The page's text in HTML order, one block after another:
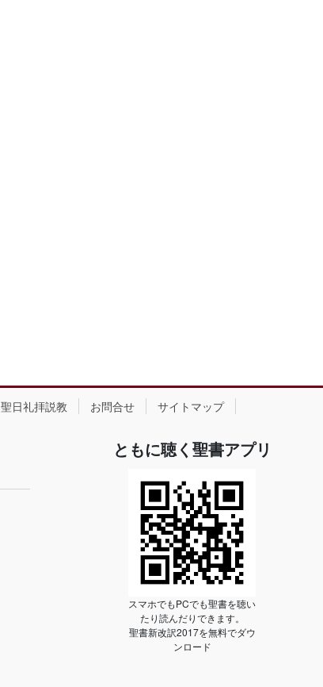
聖日礼拝説教 お問合せ サイトマップ
ともに聴く聖書アプリ
スマホでもPCでも聖書を聴い
たり読んだりできます。
聖書新改訳2017を無料でダウ
ンロード